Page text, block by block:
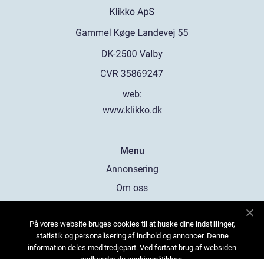
web:
www.klikko.dk
Menu
Annonsering
Om oss
Kontakta oss
Sitemap
På vores website bruges cookies til at huske dine indstillinger,
statistik og personalisering af indhold og annoncer. Denne
information deles med tredjepart. Ved fortsat brug af websiden